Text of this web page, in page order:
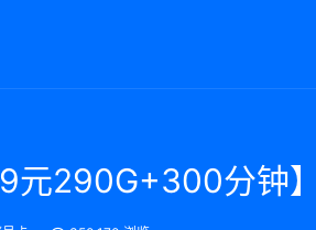
元290G+300分钟】